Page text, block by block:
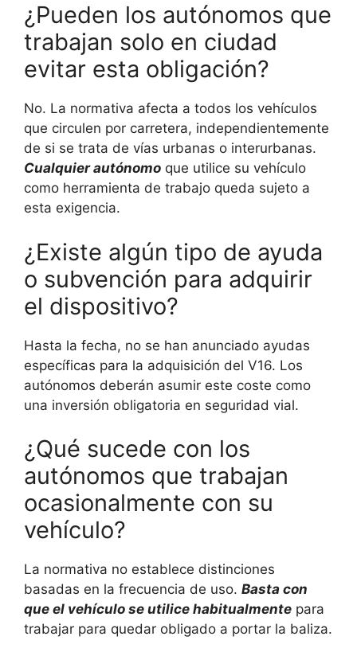
¿Pueden los autónomos que
trabajan solo en ciudad
evitar esta obligación?
No. La normativa afecta a todos los vehículos
que circulen por carretera, independientemente
de si se trata de vías urbanas o interurbanas.
Cualquier autónomo que utilice su vehículo
como herramienta de trabajo queda sujeto a
esta exigencia.
¿Existe algún tipo de ayuda
o subvención para adquirir
el dispositivo?
Hasta la fecha, no se han anunciado ayudas
específicas para la adquisición del V16. Los
autónomos deberán asumir este coste como
una inversión obligatoria en seguridad vial.
¿Qué sucede con los
autónomos que trabajan
ocasionalmente con su
vehículo?
La normativa no establece distinciones
basadas en la frecuencia de uso. Basta con
que el vehículo se utilice habitualmente para
trabajar para quedar obligado a portar la baliza.